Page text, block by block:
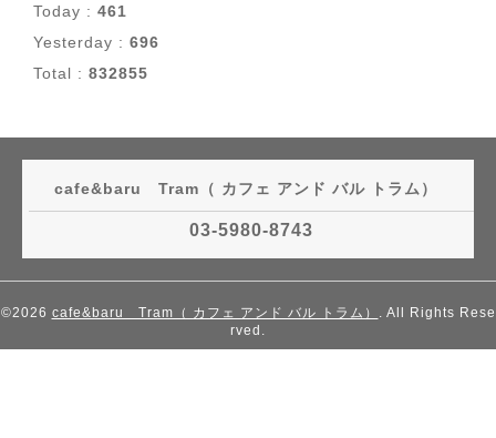
Today : 461
Yesterday : 696
Total : 832855
cafe&baru Tram（ カフェ アンド バル トラム）
03-5980-8743
©2026 cafe&baru Tram（ カフェ アンド バル トラム）
. All Rights Rese
rved.